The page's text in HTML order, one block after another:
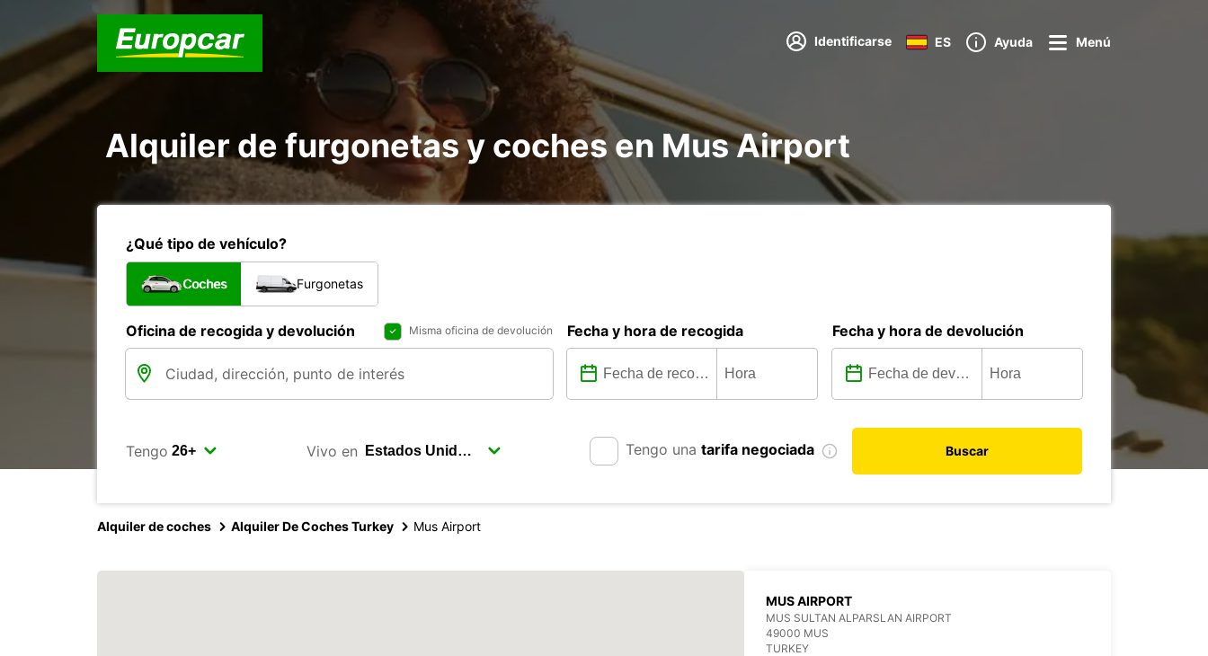
Identificarse ES Ayuda Menú
Alquiler de furgonetas y coches en Mus Airport
¿Qué tipo de vehículo?
Coches Furgonetas
Oficina de recogida y devolución Misma oficina de devolución Fecha y hora de recogida Fecha y hora de devolución
Tengo Vivo en Tengo una tarifa negociada Buscar
Alquiler de coches Alquiler De Coches Turkey Mus Airport
MUS AIRPORT
MUS SULTAN ALPARSLAN AIRPORT
49000 MUS
TURKEY